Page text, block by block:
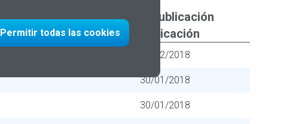
Permitir todas las cookies
Fecha publicación
adjudicación
27/02/2018
30/01/2018
30/01/2018